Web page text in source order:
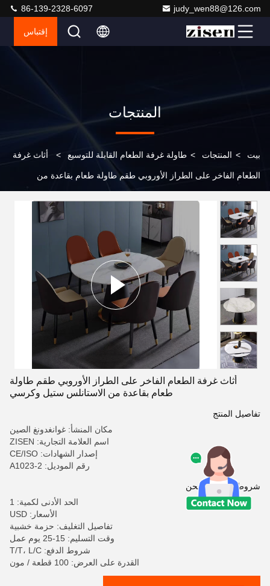
judy_wen88@126.com
86-139-2328-6097
إقتباس
المنتجات
بيت > المنتجات > طاولة غرفة الطعام القابلة للتوسيع > أثاث غرفة
الطعام الفاخر على الطراز الأوروبي طقم طاولة طعام بقاعدة من
أثاث غرفة الطعام الفاخر على الطراز الأوروبي طقم طاولة
طعام بقاعدة من الاستانلس ستيل وكرسي
تفاصيل المنتج
مكان المنشأ: غوانغدونغ الصين
اسم العلامة التجارية: ZISEN
إصدار الشهادات: CE/ISO
رقم الموديل: A1023-2
شروط الدفع والشحن
الحد الأدنى لكمية: 1
الأسعار: USD
تفاصيل التغليف: حزمة خشبية
وقت التسليم: 15-25 يوم عمل
شروط الدفع: T/T، L/C
القدرة على العرض: 100 قطعة / مون